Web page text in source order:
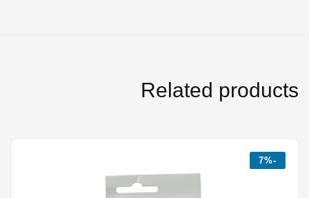
Related products
-7%